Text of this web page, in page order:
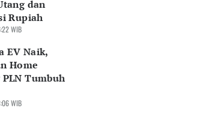
dan
Rupiah
WIB
EV Naik,
Home
Tumbuh
WIB